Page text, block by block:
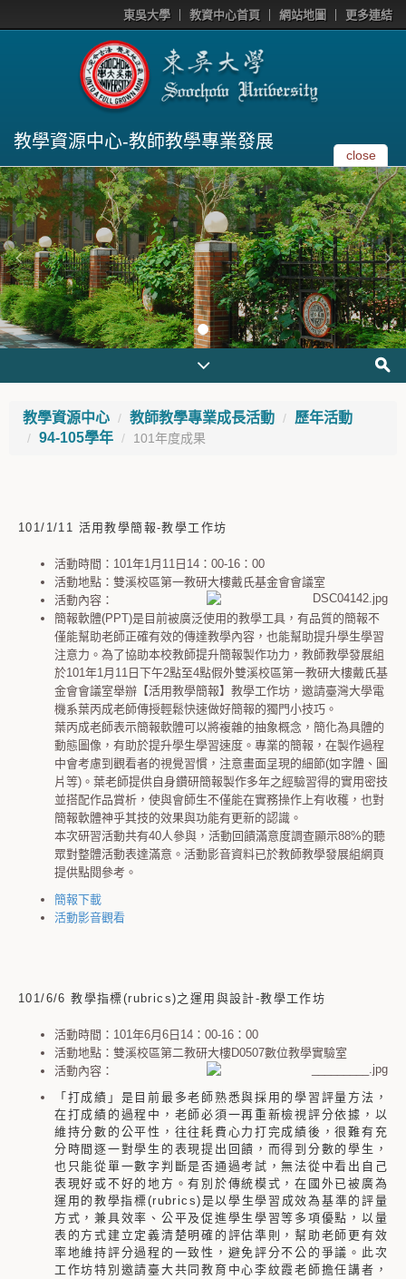
東吳大學 教資中心首頁 網站地圖 更多連結
教學資源中心-教師教學專業發展
close
教學資源中心 教師教學專業成長活動
歷年活動
94-105學年
101年度成果
101/1/11 活用教學簡報-教學工作坊
活動時間：101年1月11日14：00-16：00
活動地點：雙溪校區第一教研大樓戴氏基金會會議室
活動內容：
簡報軟體(PPT)是目前被廣泛使用的教學工具，有品質的簡報不
僅能幫助老師正確有效的傳達教學內容，也能幫助提升學生學習
注意力。為了協助本校教師提升簡報製作功力，教師教學發展組
於101年1月11日下午2點至4點假外雙溪校區第一教研大樓戴氏基
金會會議室舉辦【活用教學簡報】教學工作坊，邀請臺灣大學電
機系葉丙成老師傳授輕鬆快速做好簡報的獨門小技巧。
葉丙成老師表示簡報軟體可以將複雜的抽象概念，簡化為具體的
動態圖像，有助於提升學生學習速度。專業的簡報，在製作過程
中會考慮到觀看者的視覺習慣，注意畫面呈現的細節(如字體、圖
片等)。葉老師提供自身鑽研簡報製作多年之經驗習得的實用密技
並搭配作品賞析，使與會師生不僅能在實務操作上有收穫，也對
簡報軟體神乎其技的效果與功能有更新的認識。
本次研習活動共有40人參與，活動回饋滿意度調查顯示88%的聽
眾對整體活動表達滿意。活動影音資料已於教師教學發展組網頁
提供點閱參考。
簡報下載
活動影音觀看
101/6/6 教學指標(rubrics)之運用與設計-教學工作坊
活動時間：101年6月6日14：00-16：00
活動地點：雙溪校區第二教研大樓D0507數位教學實驗室
活動內容：
「打成績」是目前最多老師熟悉與採用的學習評量方法，
在打成績的過程中，老師必須一再重新檢視評分依據，以
維持分數的公平性，往往耗費心力打完成績後，很難有充
分時間逐一對學生的表現提出回饋，而得到分數的學生，
也只能從單一數字判斷是否通過考試，無法從中看出自己
表現好或不好的地方。有別於傳統模式，在國外已被廣為
運用的教學指標(rubrics)是以學生學習成效為基準的評量
方式，兼具效率、公平及促進學生學習等多項優點，以量
表的方式建立定義清楚明確的評估準則，幫助老師更有效
率地維持評分過程的一致性，避免評分不公的爭議。 此次
工作坊特別邀請臺大共同教育中心李紋霞老師擔任講者，